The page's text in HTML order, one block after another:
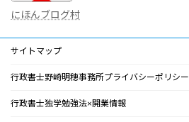
にほんブログ村
サイトマップ
行政書士野崎明穂事務所プライバシーポリシー
行政書士独学勉強法×開業情報